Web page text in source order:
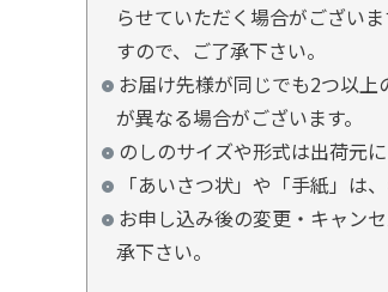
らせていただく場合がござい
すので、ご了承下さい。
お届け先様が同じでも2つ以
が異なる場合がございます。
のしのサイズや形式は出荷元
「あいさつ状」や「手紙」は
お申し込み後の変更・キャン
承下さい。